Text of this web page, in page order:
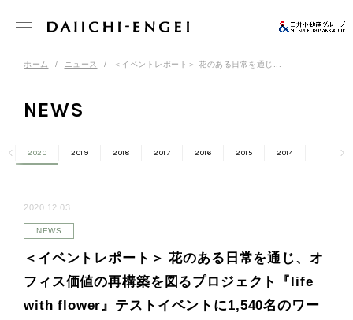
ホーム ニュース ＜イベントレポート＞ 花のある日常を通じ...
NEWS
2020 2019 2018 2017 2016 2015 2014
2020.12.03
NEWS
＜イベントレポート＞ 花のある日常を通じ、オ
フィス価値の再構築を図るプロジェクト『life
with flower』テストイベントに1,540名のワー